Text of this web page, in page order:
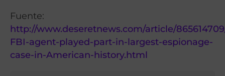
Fuente:
http://www.deseretnews.com/article/
FBI-agent-played-part-in-largest-espionage-
case-in-American-history.html